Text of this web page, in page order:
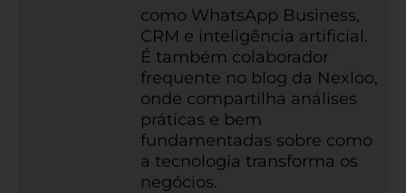
como WhatsApp Business,
CRM e inteligência artificial.
É também colaborador
frequente no blog da Nexloo,
onde compartilha análises
práticas e bem
fundamentadas sobre como
a tecnologia transforma os
negócios.